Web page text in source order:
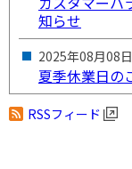
知らせ
2025年08月08日
夏季休業日の
RSSフィード